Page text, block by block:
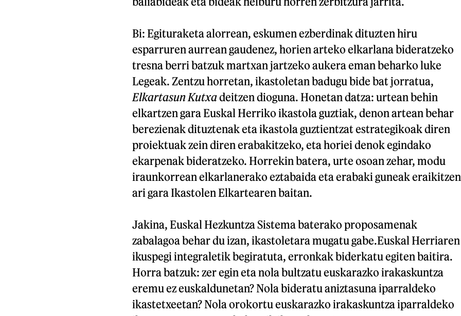
Bi: Egituraketa alorrean, eskumen ezberdinak dituzten hiru
esparruren aurrean gaudenez, horien arteko elkarlana bideratzeko
tresna berri batzuk martxan jartzeko aukera eman beharko luke
Legeak. Zentzu horretan, ikastoletan badugu bide bat jorratua,
Elkartasun Kutxadeitzen dioguna. Honetan datza: urtean behin
elkartzen gara Euskal Herriko ikastola guztiak, denon artean behar
berezienak dituztenak eta ikastola guztientzat estrategikoak diren
proiektuak zein diren erabakitzeko, eta horiei denok egindako
ekarpenak bideratzeko. Horrekin batera, urte osoan zehar, modu
iraunkorrean elkarlanerako eztabaida eta erabaki guneak eraikitzen
ari gara Ikastolen Elkartearen baitan.
Jakina, Euskal Hezkuntza Sistema baterako proposamenak
zabalagoa behar du izan, ikastoletara mugatu gabe.Euskal Herriaren
ikuspegi integraletik begiratuta, erronkak biderkatu egiten baitira.
Horra batzuk: zer egin eta nola bultzatu euskarazko irakaskuntza
eremu ez euskaldunetan? Nola bideratu aniztasuna iparraldeko
ikastetxeetan? Nola orokortu euskarazko irakaskuntza iparraldeko